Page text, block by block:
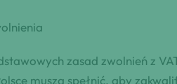
zasad zwolnień z
muszą spełnić, aby